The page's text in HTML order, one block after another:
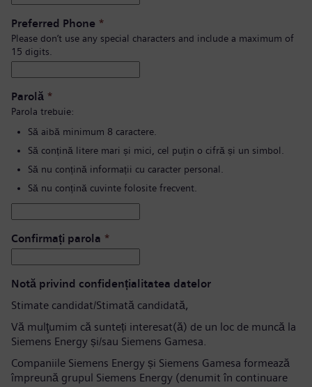
Preferred Phone *
Please don’t use any special characters and include a maximum of
15 digits.
Parolă *
Parola trebuie:
Să aibă minimum 8 caractere.
Să conțină litere mari și mici, cel puțin o cifră și un simbol.
Să nu conțină informații cu caracter personal.
Să nu conțină cuvinte folosite frecvent.
Confirmați parola *
Notă privind confidențialitatea datelor
Stimate candidat/Stimată candidată,
Vă mulţumim că sunteți interesat(ă) de un loc de muncă la
Siemens Energy și/sau Siemens Gamesa.
Companiile Siemens Energy și Siemens Gamesa formează
împreună grupul Siemens Energy (denumit în continuare